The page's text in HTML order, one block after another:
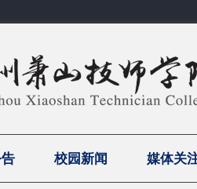
校园新闻 媒体关